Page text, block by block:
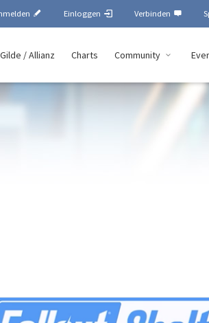
Einloggen Verbinden
Gilde / Allianz Charts Community